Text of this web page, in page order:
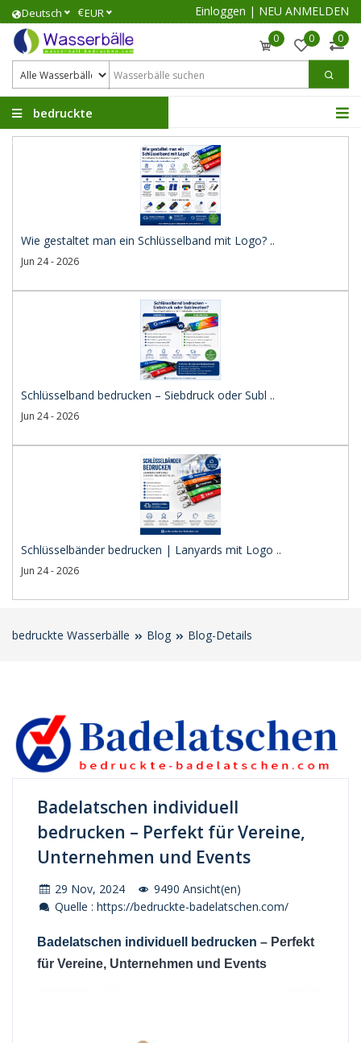
Deutsch €EUR Einloggen | NEU ANMELDEN
0 0 0
bedruckte
Wasserbälle
Wie gestaltet man ein Schlüsselband mit Logo? ..
Jun 24 - 2026
Schlüsselband bedrucken – Siebdruck oder Subl ..
Jun 24 - 2026
Schlüsselbänder bedrucken | Lanyards mit Logo ..
Jun 24 - 2026
bedruckte Wasserbälle Blog Blog-Details
Badelatschen individuell
bedrucken – Perfekt für Vereine,
Unternehmen und Events
29 Nov, 2024
9490 Ansicht(en)
Quelle : https://bedruckte-badelatschen.com/
Badelatschen individuell bedrucken – Perfekt
für Vereine, Unternehmen und Events